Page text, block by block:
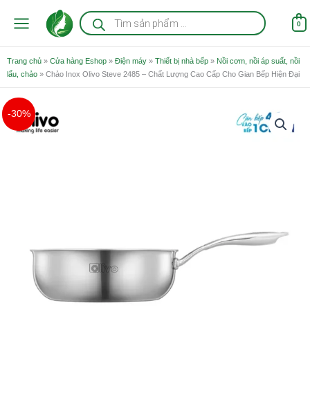
Tìm
kiếm
sản
0
Trang chủ » Cửa hàng Eshop » Điện máy » Thiết bị nhà bếp » Nồi cơm, nồi áp suất, nồi
lẩu, chảo » Chảo Inox Olivo Steve 2485 – Chất Lượng Cao Cấp Cho Gian Bếp Hiện Đại
-30%
Chảo
Inox